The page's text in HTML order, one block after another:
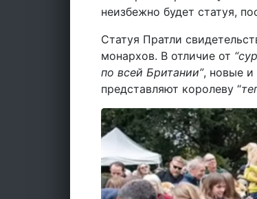
неизбежно будет статуя,
Статуя Пратли
монархов. В отличие от
по всей Британии”, новые и
представляют королеву “